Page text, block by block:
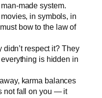
made system.
in symbols, in
bow to the law of
respect it? They
is hidden in
karma balances
not fall on you — it